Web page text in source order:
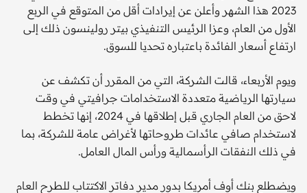
2023 هذا الشهر وأعلن عن إيرادات أقل من المتوقع في الربع
الأول من العام، وعزا الرئيس التنفيذي بيتر رولينسون ذلك إلى
ارتفاع أسعار الفائدة باعتباره تحديا للسوق.
ويوم الأربعاء، قالت الشركة، التي من المقرر أن تكشف عن
سيارتها الرياضية متعددة الاستخدامات جرافيتي في وقت
لاحق من العام الجاري قبل إطلاقها في 2024، إنها تخطط
لاستخدام صافي عائدات طروحاتها لأغراض عامة للشركة، بما
في ذلك النفقات الرأسمالية ورأس المال العامل.
ويضطلع بنك أوف أمريكا بدور مدير دفاتر الاكتتاب للطرح العام